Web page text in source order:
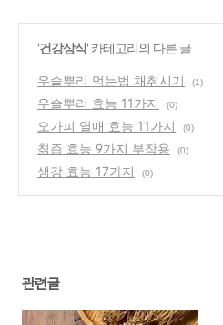
'건강상식' 카테고리의 다른 글
우슬뿌리 먹는법 채취시기 (1)
우슬뿌리 효능 11가지 (0)
오가피 열매 효능 11가지 (0)
칡즙 효능 9가지 부작용 (0)
생강 효능 17가지 (0)
관련글